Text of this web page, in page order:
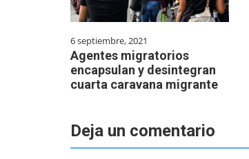
6 septiembre, 2021
Agentes migratorios
encapsulan y desintegran
cuarta caravana migrante
Deja un comentario